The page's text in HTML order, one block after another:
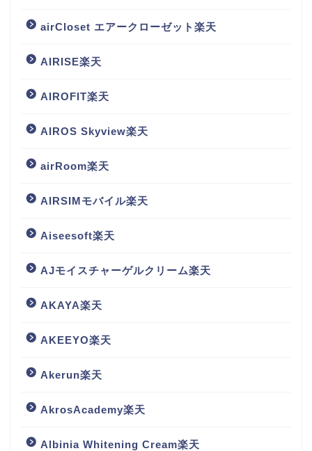
airCloset エアークローゼット楽天
AIRISE楽天
AIROFIT楽天
AIROS Skyview楽天
airRoom楽天
AIRSIMモバイル楽天
Aiseesoft楽天
AJモイスチャーゲルクリーム楽天
AKAYA楽天
AKEEYO楽天
Akerun楽天
AkrosAcademy楽天
Albinia Whitening Cream楽天